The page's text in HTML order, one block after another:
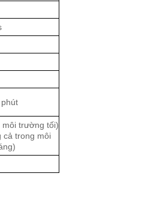
môi trường tối)
cả trong môi